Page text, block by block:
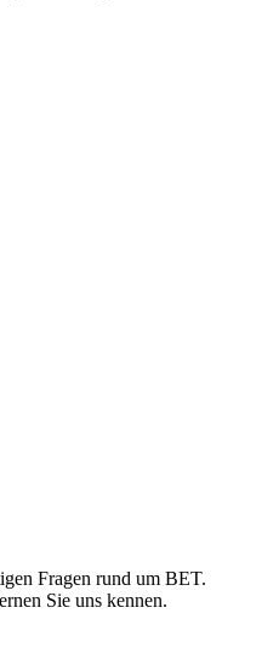
Fragen rund um BET.
Sie uns kennen.